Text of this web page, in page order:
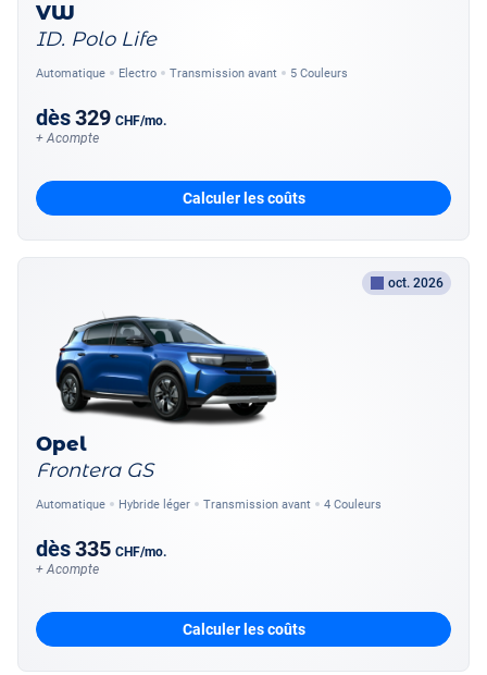
VW
ID. Polo Life
Automatique Electro Transmission avant 5 Couleurs
dès329 CHF/mo.
+ Acompte
Calculer les coûts
oct. 2026
Opel
Frontera GS
Automatique Hybride léger Transmission avant 4 Couleurs
dès335 CHF/mo.
+ Acompte
Calculer les coûts